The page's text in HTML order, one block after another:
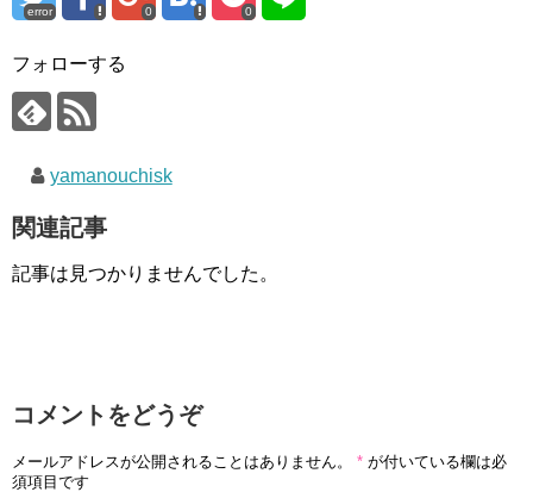
error 0 0
フォローする
yamanouchisk
関連記事
記事は見つかりませんでした。
コメントをどうぞ
メールアドレスが公開されることはありません。 * が付いている欄は必
須項目です